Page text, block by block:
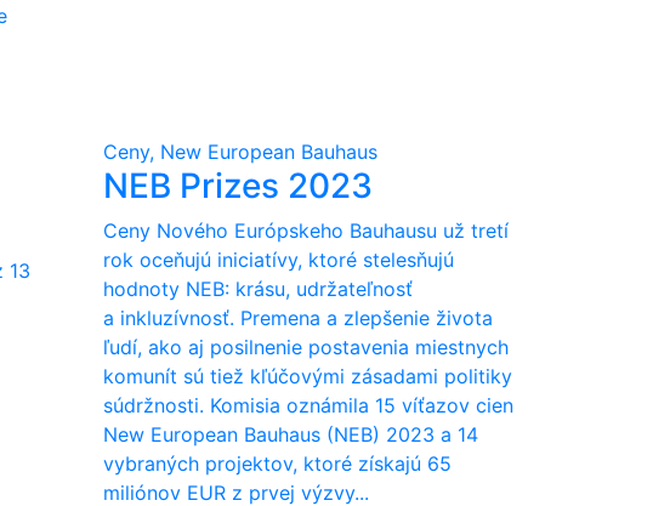
13
Ceny, New European Bauhaus
NEB Prizes 2023
Ceny Nového Európskeho Bauhausu už tretí
rok oceňujú iniciatívy, ktoré stelesňujú
hodnoty NEB: krásu, udržateľnosť
a inkluzívnosť. Premena a zlepšenie života
ľudí, ako aj posilnenie postavenia miestnych
komunít sú tiež kľúčovými zásadami politiky
súdržnosti. Komisia oznámila 15 víťazov cien
New European Bauhaus (NEB) 2023 a 14
vybraných projektov, ktoré získajú 65
miliónov EUR z prvej výzvy...